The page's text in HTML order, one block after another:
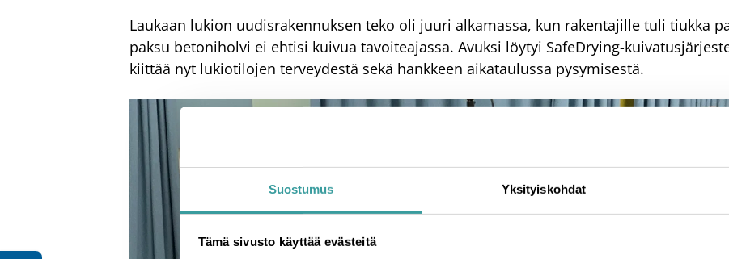
Suostumus Yksityiskohdat
Tämä sivusto käyttää evästeitä
Laukaan lukion uudisrakennuksen teko oli juuri alkamassa, kun rakentajille tuli tiukka
paksu betoniholvi ei ehtisi kuivua tavoiteajassa. Avuksi löytyi SafeDrying-
kiittää nyt lukiotilojen terveydestä sekä hankkeen aikataulussa pysymisestä.